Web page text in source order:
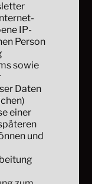
IP-
Person
sowie
Daten
einer
und